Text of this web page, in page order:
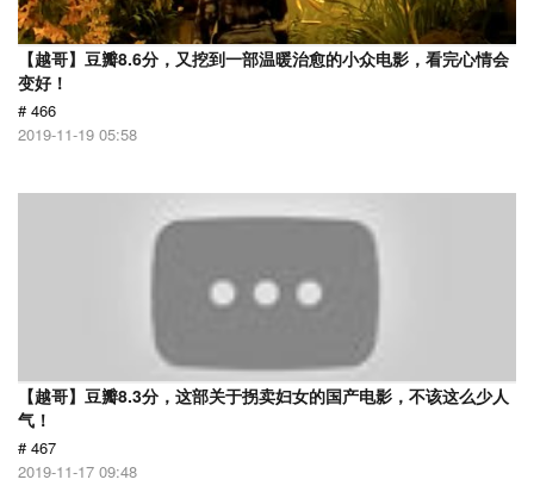
【越哥】豆瓣8.6分，又挖到一部温暖治愈的小众电影，看完心情会
变好！
# 466
2019-11-19 05:58
【越哥】豆瓣8.3分，这部关于拐卖妇女的国产电影，不该这么少人
气！
# 467
2019-11-17 09:48